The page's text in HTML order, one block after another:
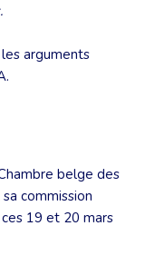
arguments
belge des
commission
19 et 20 mars